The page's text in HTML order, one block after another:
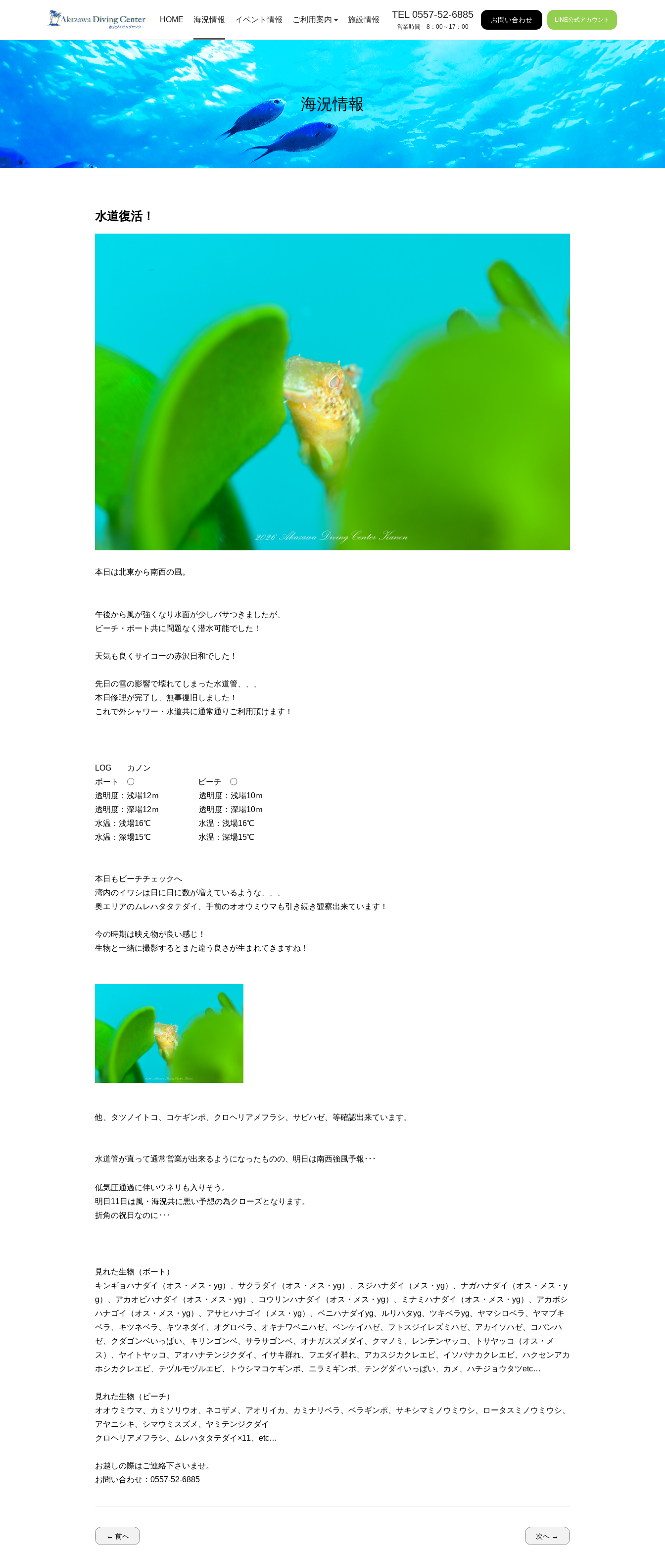
HOME 海況情報 イベント情報 ご利用案内 施設情報 TEL 0557-52-6885
営業時間 8：00～17：00
お問い合わせ LINE公式アカウント
海況情報
水道復活！
本日は北東から南西の風。
午後から風が強くなり水面が少しバサつきましたが、
ビーチ・ボート共に問題なく潜水可能でした！
天気も良くサイコーの赤沢日和でした！
先日の雪の影響で壊れてしまった水道管、、、
本日修理が完了し、無事復旧しました！
これで外シャワー・水道共に通常通りご利用頂けます！
LOG カノン
ボート 〇 ビーチ 〇
透明度：浅場12ｍ 透明度：浅場10ｍ
透明度：深場12ｍ 透明度：深場10ｍ
水温：浅場16℃ 水温：浅場16℃
水温：深場15℃ 水温：深場15℃
本日もビーチチェックへ
湾内のイワシは日に日に数が増えているような、、、
奥エリアのムレハタタテダイ、手前のオオウミウマも引き続き観察出来ています！
今の時期は映え物が良い感じ！
生物と一緒に撮影するとまた違う良さが生まれてきますね！
他、タツノイトコ、コケギンポ、クロヘリアメフラシ、サビハゼ、等確認出来ています。
水道管が直って通常営業が出来るようになったものの、明日は南西強風予報･･･
低気圧通過に伴いウネリも入りそう。
明日11日は風・海況共に悪い予想の為クローズとなります。
折角の祝日なのに･･･
見れた生物（ボート）
キンギョハナダイ（オス・メス・yg）、サクラダイ（オス・メス・yg）、スジハナダイ（メス・yg）、ナガハナダイ（オス・メス・y
g）、アカオビハナダイ（オス・メス・yg）、コウリンハナダイ（オス・メス・yg）、ミナミハナダイ（オス・メス・yg）、アカボシ
ハナゴイ（オス・メス・yg）、アサヒハナゴイ（メス・yg）、ベニハナダイyg、ルリハタyg、ツキベラyg、ヤマシロベラ、ヤマブキ
ベラ、キツネベラ、キツネダイ、オグロベラ、オキナワベニハゼ、ベンケイハゼ、フトスジイレズミハゼ、アカイソハゼ、コバンハ
ゼ、クダゴンベいっぱい、キリンゴンベ、サラサゴンベ、オナガスズメダイ、クマノミ、レンテンヤッコ、トサヤッコ（オス・メ
ス）、ヤイトヤッコ、アオハナテンジクダイ、イサキ群れ、フエダイ群れ、アカスジカクレエビ、イソバナカクレエビ、ハクセンアカ
ホシカクレエビ、テヅルモヅルエビ、トウシマコケギンポ、ニラミギンポ、テングダイいっぱい、カメ、ハチジョウタツetc…
見れた生物（ビーチ）
オオウミウマ、カミソリウオ、ネコザメ、アオリイカ、カミナリベラ、ベラギンポ、サキシマミノウミウシ、ロータスミノウミウシ、
アヤニシキ、シマウミスズメ、ヤミテンジクダイ
クロヘリアメフラシ、ムレハタタテダイ×11、etc…
お越しの際はご連絡下さいませ。
お問い合わせ：0557-52-6885
← 前へ 次へ →